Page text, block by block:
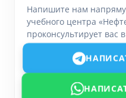
Напишите нам
учебного центра
проконсультирует вас